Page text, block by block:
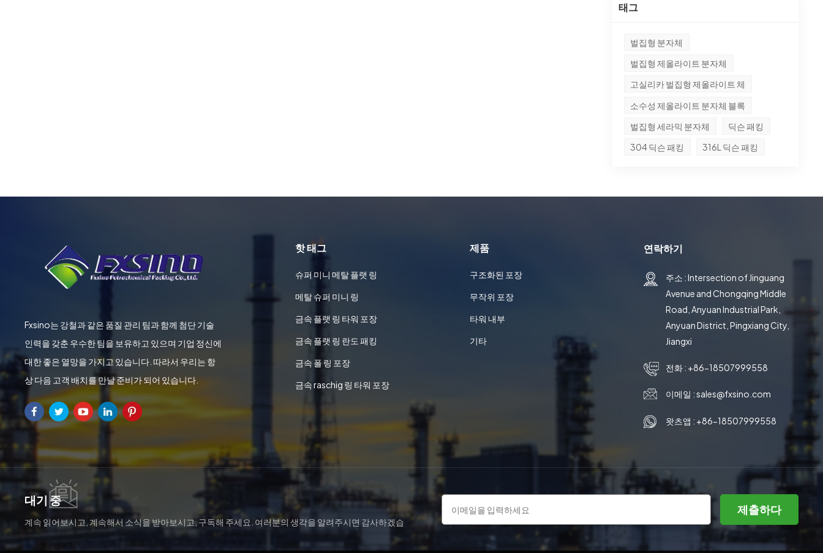
태그
벌집형 분자체
벌집형 제올라이트 분자체
고실리카 벌집형 제올라이트 체
소수성 제올라이트 분자체 블록
벌집형 세라믹 분자체
딕슨 패킹
304 딕슨 패킹
316L 딕슨 패킹
Fxsino는 강철과 같은 품질 관리 팀과 함께 첨단 기술
인력을 갖춘 우수한 팀을 보유하고 있으며 기업 정신에
대한 좋은 열망을 가지고 있습니다. 따라서 우리는 항
상 다음 고객 배치를 만날 준비가 되어 있습니다.
핫 태그
슈퍼 미니 메탈 플랫 링
메탈 슈퍼 미니 링
금속 플랫 링 타워 포장
금속 플랫 링 란도 패킹
금속 폴 링 포장
금속 raschig 링 타워 포장
제품
구조화된 포장
무작위 포장
타워 내부
기타
연락하기
주소 : Intersection of Jinguang
Avenue and Chongqing Middle
Road, Anyuan Industrial Park,
Anyuan District, Pingxiang City,
Jiangxi
전화 : +86-18507999558
이메일 :sales@fxsino.com
왓츠앱 : +86-18507999558
대기 중
계속 읽어보시고, 계속해서 소식을 받아보시고, 구독해 주세요. 여러분의 생각을 알려주시면 감사하겠습
제출하다